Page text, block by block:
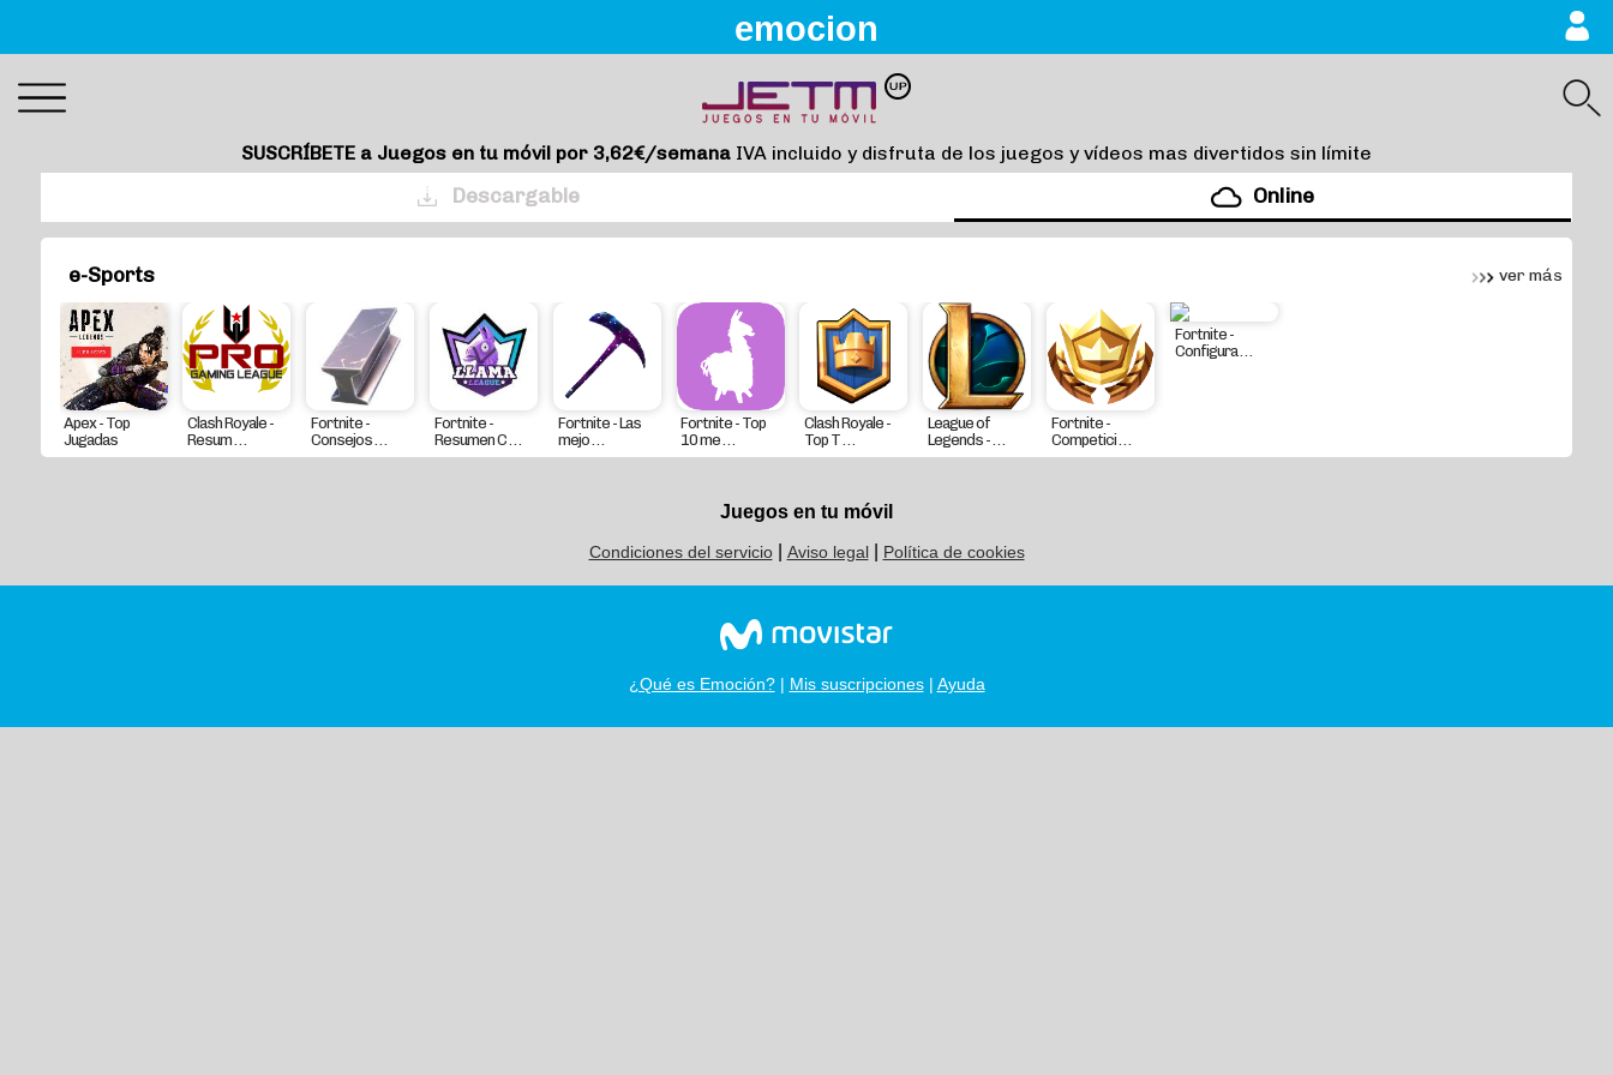
emocion
SUSCRÍBETE a Juegos en tu móvil por 3,62€/semanaIVA incluido y disfruta de los juegos y vídeos mas divertidos sin límite
Descargable Online
e-Sports ver más
Apex - Top
Jugadas
Clash Royale -
Resum . . .
Fortnite -
Consejos . . .
Fortnite -
Resumen C . . .
Fortnite - Las
mejo . . .
Fortnite - Top
10 me . . .
Clash Royale -
Top T . . .
League of
Legends - . . .
Fortnite -
Competici . . .
Fortnite -
Configura . . .
Juegos en tu móvil
Condiciones del servicio| Aviso legal| Política de cookies
¿Qué es Emoción?| Mis suscripciones| Ayuda